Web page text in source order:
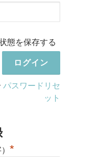
態を保存する
パスワードリセ
ット
）*